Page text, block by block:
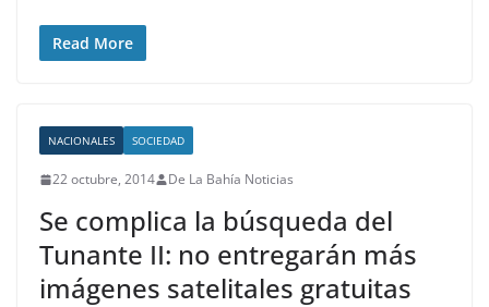
Read More
NACIONALES SOCIEDAD
22 octubre, 2014 De La Bahía Noticias
Se complica la búsqueda del
Tunante II: no entregarán más
imágenes satelitales gratuitas